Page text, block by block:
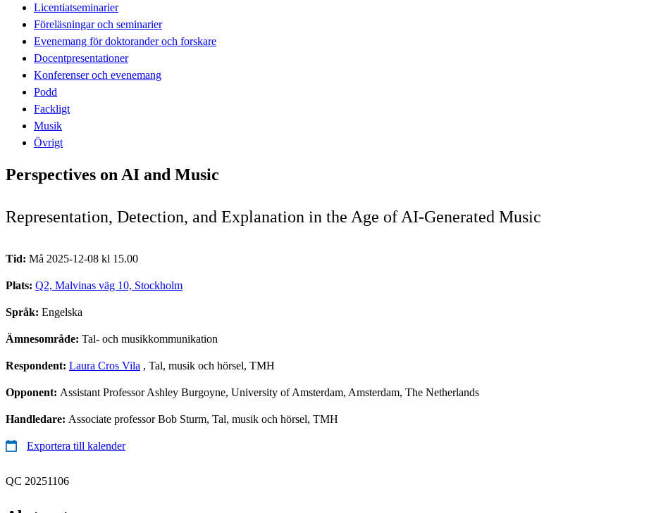
Licentiatseminarier
Föreläsningar och seminarier
Evenemang för doktorander och forskare
Docentpresentationer
Konferenser och evenemang
Podd
Fackligt
Musik
Övrigt
Perspectives on AI and Music
Representation, Detection, and Explanation in the Age of AI-Generated Music
Tid: Må 2025-12-08 kl 15.00
Plats: Q2, Malvinas väg 10, Stockholm
Språk: Engelska
Ämnesområde: Tal- och musikkommunikation
Respondent: Laura Cros Vila , Tal, musik och hörsel, TMH
Opponent: Assistant Professor Ashley Burgoyne, University of Amsterdam, Amsterdam, The Netherlands
Handledare: Associate professor Bob Sturm, Tal, musik och hörsel, TMH
Exportera till kalender
QC 20251106